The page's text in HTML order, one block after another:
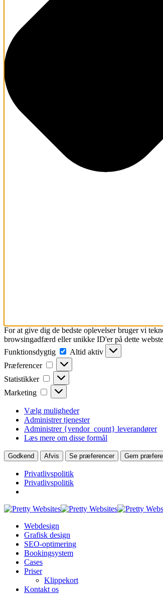
For at give dig de bedste oplevelser bruger vi
browsingadfærd eller unikke ID'er på dette
Funktionsdygtig
Funktionsdygtig
Altid aktiv
Præferencer
Præferencer
Statistikker Statistikker
Marketing Marketing
Vælg muligheder
Administrer tjenester
Administrer {vendor_count} leverandører
Læs mere om disse formål
Godkend Afvis Se præferencer Gem
Privatlivspolitik
Privatlivspolitik
Webdesign
Grafisk design
SEO-optimering
Bookingsystem
Cases
Priser
Klippekort
Kontakt os